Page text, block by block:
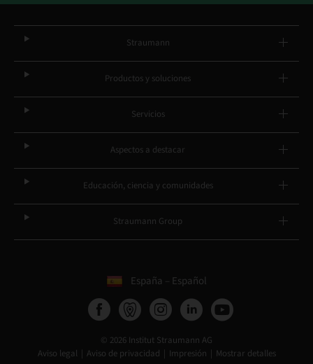
Straumann
Productos y soluciones
Servicios
Aspectos a destacar
Educación, ciencia y comunidades
Straumann Group
España – Español
© 2026 Institut Straumann AG
Aviso legal
Aviso de privacidad Impresión
Mostrar detalles